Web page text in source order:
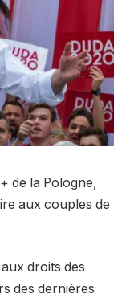
de la Pologne,
aux couples de
droits des
des dernières